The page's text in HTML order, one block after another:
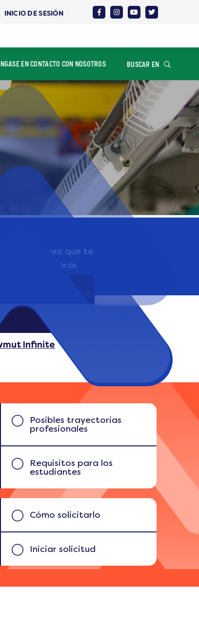
INICIO DE SESIÓN
EN CONTACTO CON NOSOTROS BUSCAR EN
a la vez que te
trabajarás
del
Infinite
Posibles trayectorias
profesionales
Requisitos para los
estudiantes
Cómo solicitarlo
Iniciar solicitud